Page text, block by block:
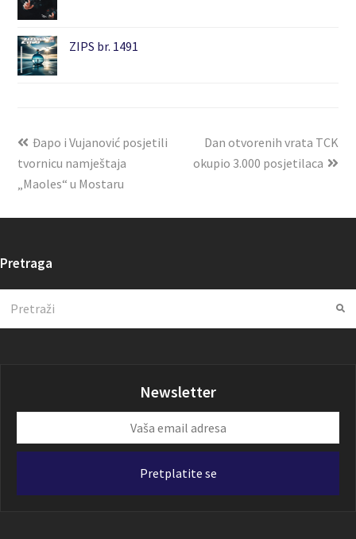
ZIPS br. 1491
Đapo i Vujanović posjetili
tvornicu namještaja
„Maoles“ u Mostaru
Dan otvorenih vrata TCK
okupio 3.000 posjetilaca
Pretraga
Newsletter
email
Pretplatite se